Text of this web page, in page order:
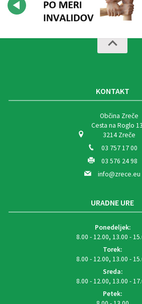
KONTAKT
Občina Zreče
Cesta na Roglo
3214 Zreče
03 757 17 00
03 576 24 98
info@zrece.eu
URADNE URE
Ponedeljek:
8.00 - 12.00, 13.00 -
Torek:
8.00 - 12.00, 13.00 -
Sreda:
8.00 - 12.00, 13.00 -
Petek: